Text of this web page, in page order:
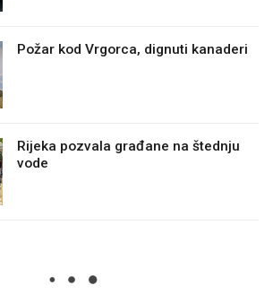
Požar kod Vrgorca, dignuti kanaderi
Rijeka pozvala građane na štednju
vode